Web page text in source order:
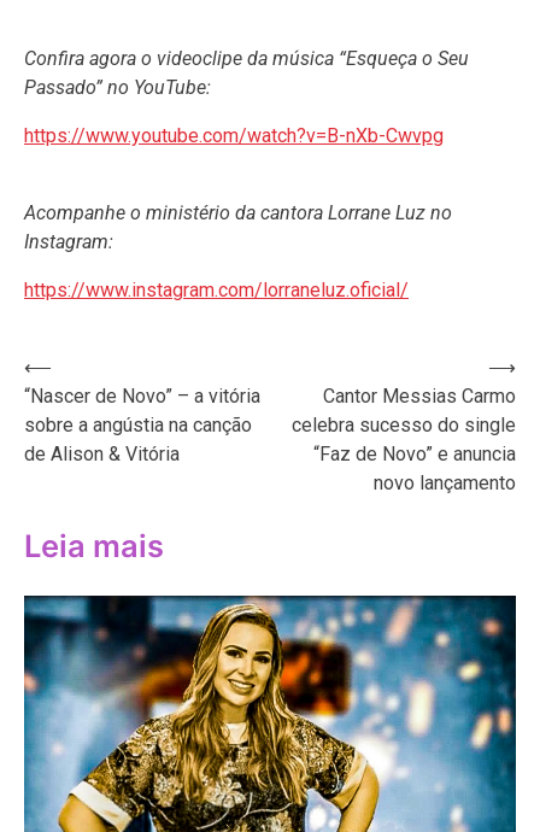
Confira agora o videoclipe da música “Esqueça o Seu
Passado” no YouTube:
https://www.youtube.com/watch?v=B-nXb-Cwvpg
Acompanhe o ministério da cantora Lorrane Luz no
Instagram:
https://www.instagram.com/lorraneluz.oficial/
Navegação
de
Post
⟵
“Nascer de Novo” – a vitória
sobre a angústia na canção
de Alison & Vitória
Cantor Messias Carmo
celebra sucesso do single
“Faz de Novo” e anuncia
novo lançamento
⟶
Leia mais